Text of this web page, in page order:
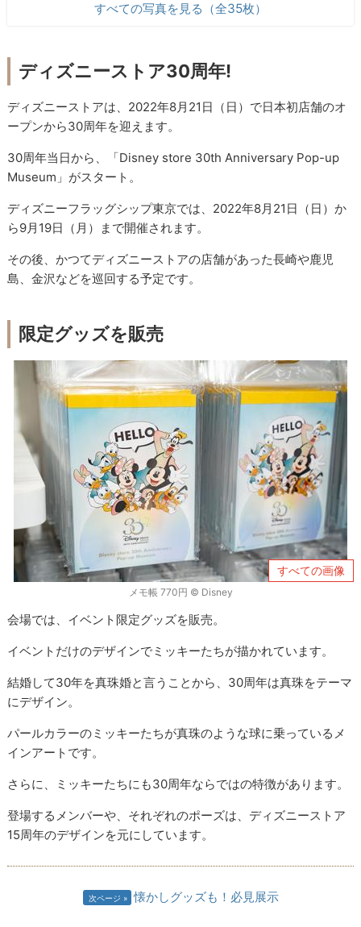
すべての写真を見る（全35枚）
ディズニーストア30周年!
ディズニーストアは、2022年8月21日（日）で日本初店舗のオ
ープンから30周年を迎えます。
30周年当日から、「Disney store 30th Anniversary Pop-up
Museum」がスタート。
ディズニーフラッグシップ東京では、2022年8月21日（日）か
ら9月19日（月）まで開催されます。
その後、かつてディズニーストアの店舗があった長崎や鹿児
島、金沢などを巡回する予定です。
限定グッズを販売
すべての画像
メモ帳 770円 © ︎Disney
会場では、イベント限定グッズを販売。
イベントだけのデザインでミッキーたちが描かれています。
結婚して30年を真珠婚と言うことから、30周年は真珠をテーマ
にデザイン。
パールカラーのミッキーたちが真珠のような球に乗っているメ
インアートです。
さらに、ミッキーたちにも30周年ならではの特徴があります。
登場するメンバーや、それぞれのポーズは、ディズニーストア
15周年のデザインを元にしています。
次ページ 懐かしグッズも！必見展示